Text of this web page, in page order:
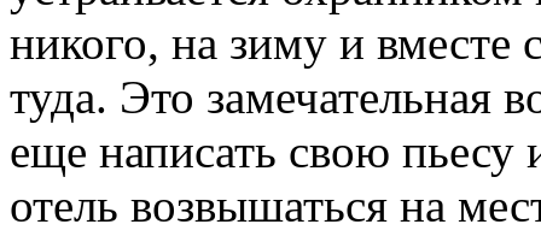
никого, на зиму и
туда. Это замечательная
еще написать свою пьесу
отель возвышаться на